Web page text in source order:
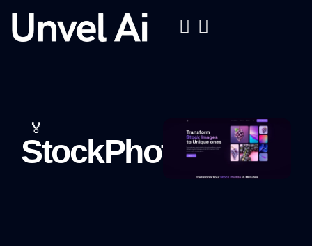
🏅
StockPhoto